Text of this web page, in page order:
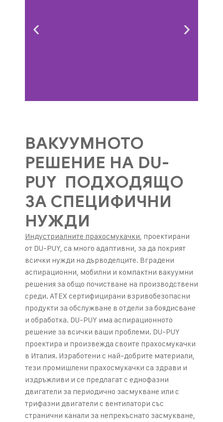
ВАКУУМНОТО
РЕШЕНИЕ НА DU-
PUY ПОДХОДЯЩО
ЗА СПЕЦИФИЧНИ
НУЖДИ
Индустриалните прахосмукачки, проектирани
от DU-PUY, са много адаптивни, за да покрият
всички нужди на дърводелците. Вградени
аспирационни, мобилни и компактни вакуумни
решения за общо почистване на производствени
среди. ATEX сертифицирани взривобезопасни
продукти за обслужване в отдели за боядисване
и обработка. DU-PUY има аспирационното
решение за всички ваши проблеми. DU-PUY
проектира и произвежда своите прахосмукачки
в Италия. Изработени с най-добрите материали,
тези промишлени прахосмукачки са здрави и
издръжливи и се предлагат с еднофазни
двигатели за периодично засмукване или с
трифазни двигатели с вентилатори със
странични канали за непрекъснато засмукване,